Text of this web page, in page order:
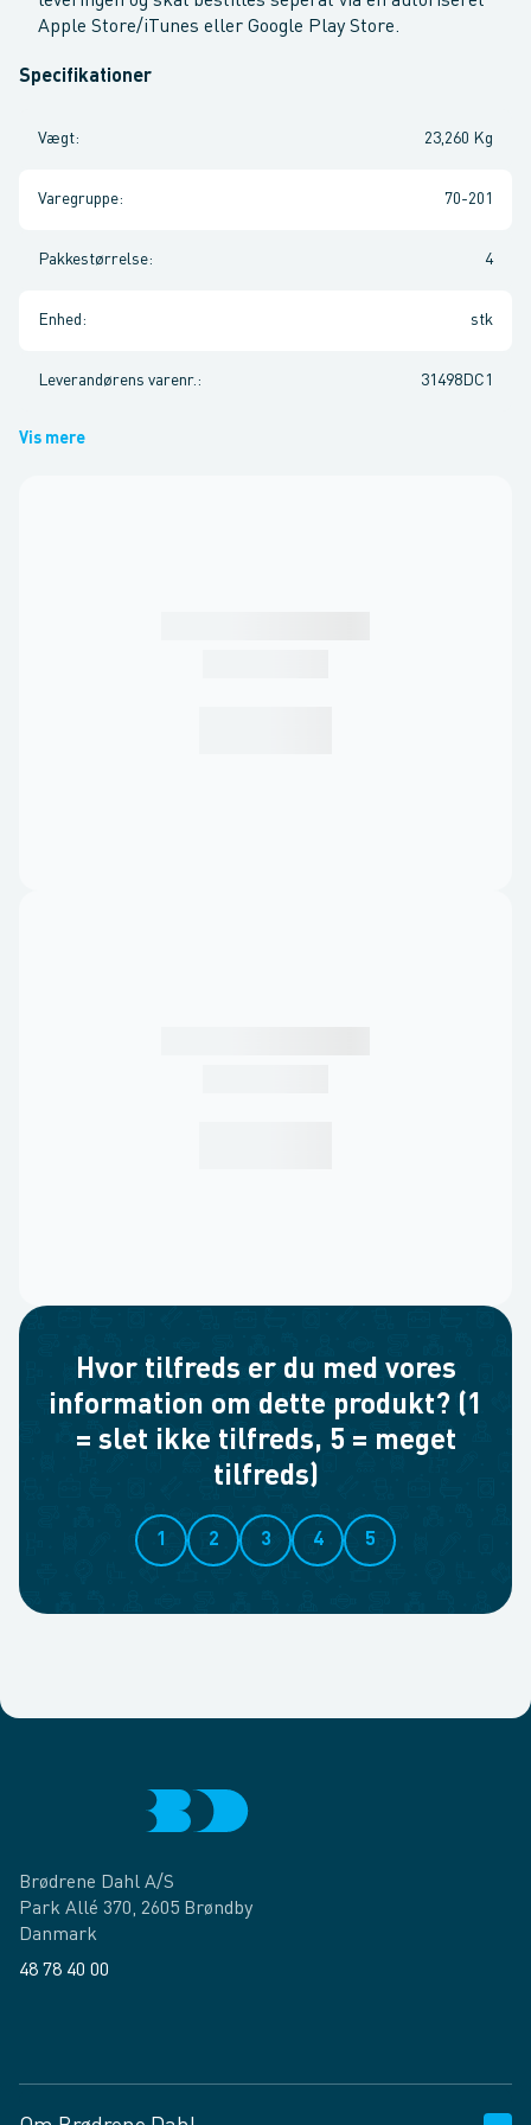
Apple Store/iTunes eller Google Play Store.
Specifikationer
Vægt: 23,260 Kg
Varegruppe: 70-201
Pakkestørrelse: 4
Enhed : stk
Leverandørens varenr. : 31498DC1
Vis mere
Hvor tilfreds er du med vores
information om dette produkt? (1
= slet ikke tilfreds, 5 = meget
tilfreds)
1 2 3 4 5
Brødrene Dahl A/S
Park Allé 370, 2605 Brøndby
Danmark
48 78 40 00